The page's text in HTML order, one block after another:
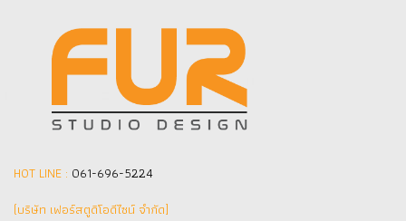
HOT LINE : 061-696-5224
(บริษัท เฟอร์สตูดิโอดีไซน์ จำกัด]